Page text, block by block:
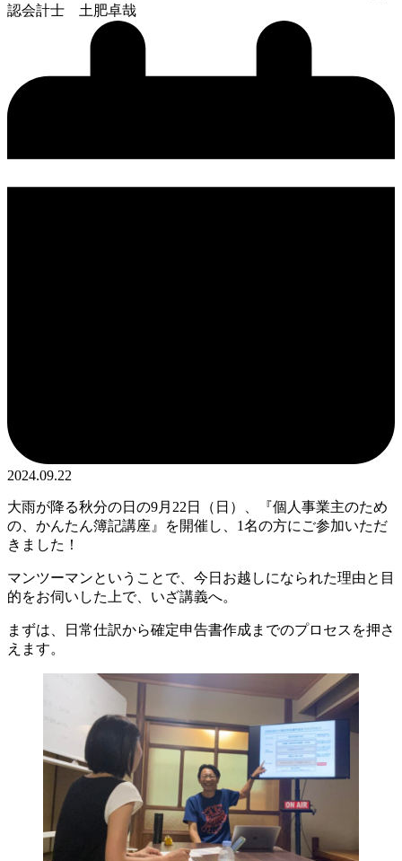
認会計士 土肥卓哉
2024.09.22
大雨が降る秋分の日の9月22日（日）、『個人事業主のため
の、かんたん簿記講座』を開催し、1名の方にご参加いただ
きました！
マンツーマンということで、今日お越しになられた理由と目
的をお伺いした上で、いざ講義へ。
まずは、日常仕訳から確定申告書作成までのプロセスを押さ
えます。